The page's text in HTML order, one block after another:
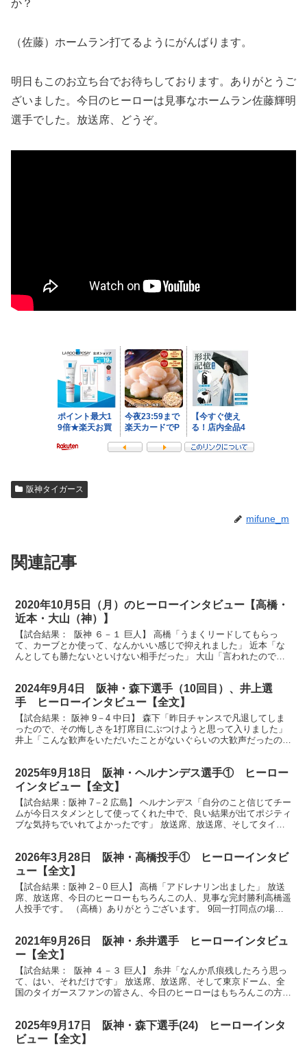
か？
（佐藤）ホームラン打てるようにがんばります。
明日もこのお立ち台でお待ちしております。ありがとうご
ざいました。今日のヒーローは見事なホームラン佐藤輝明
選手でした。放送席、どうぞ。
阪神タイガース
mifune_m
関連記事
2020年10月5日（月）のヒーローインタビュー【高橋・
近本・大山（神）】
【試合結果： 阪神 ６－１ 巨人】 高橋「うまくリードしてもらっ
て、カーブとか使って、なんかいい感じで抑えれました」 近本「な
んとしても勝たないといけない相手だった」 大山「言われたのでは
2024年9月4日 阪神・森下選手（10回目）、井上選
手 ヒーローインタビュー【全文】
【試合結果： 阪神 9－4 中日】 森下「昨日チャンスで凡退してしま
ったので、その悔しさを1打席目にぶつけようと思って入りました」
井上「こんな歓声をいただいたことがないぐらいの大歓声だったの
2025年9月18日 阪神・ヘルナンデス選手① ヒーロー
インタビュー【全文】
【試合結果：阪神 7－2 広島】 ヘルナンデス「自分のこと信じてチー
ムが今日スタメンとして使ってくれた中で、良い結果が出てポジティ
ブな気持ちでいれてよかったです」 放送席、放送席、そしてタイガ
2026年3月28日 阪神・高橋投手① ヒーローインタビ
ュー【全文】
【試合結果：阪神 2－0 巨人】 高橋「アドレナリン出ました」 放送
席、放送席、今日のヒーローもちろんこの人、見事な完封勝利高橋遥
人投手です。 （高橋）ありがとうございます。 9回一打同点の場
2021年9月26日 阪神・糸井選手 ヒーローインタビュ
ー【全文】
【試合結果： 阪神 ４－３ 巨人】 糸井「なんか爪痕残したろう思っ
て、はい、それだけです」 放送席、放送席、そして東京ドーム、全
国のタイガースファンの皆さん、今日のヒーローはもちろんこの方で
2025年9月17日 阪神・森下選手(24) ヒーローインタ
ビュー【全文】